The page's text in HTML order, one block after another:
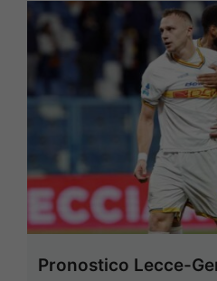
Pronostico Lecce-